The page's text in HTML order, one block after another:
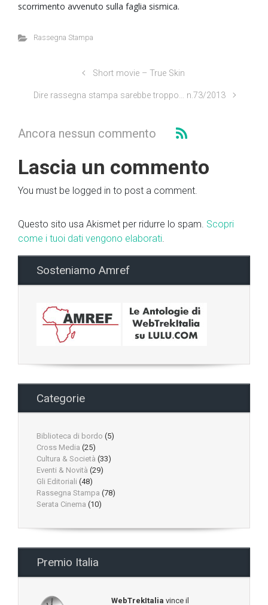
scorrimento avvenuto sulla faglia sismica.
Rassegna Stampa
Short movie – True Skin
Dire rassegna stampa sarebbe troppo… n.73/2013
Ancora nessun commento
Lascia un commento
You must be logged in to post a comment.
Questo sito usa Akismet per ridurre lo spam. Scopri
come i tuoi dati vengono elaborati.
Sosteniamo Amref
Categorie
Biblioteca di bordo (5)
Cross Media (25)
Cultura & Società (33)
Eventi & Novità (29)
Gli Editoriali (48)
Rassegna Stampa (78)
Serata Cinema (10)
Premio Italia
WebTrekItalia vince il